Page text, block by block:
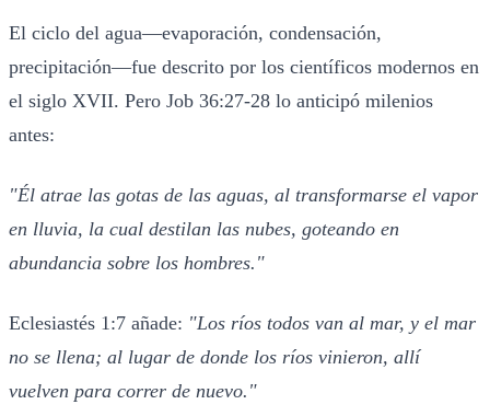
El ciclo del agua—evaporación, condensación,
precipitación—fue descrito por los científicos modernos en
el siglo XVII. Pero Job 36:27-28 lo anticipó milenios
antes:
"Él atrae las gotas de las aguas, al transformarse el vapor
en lluvia, la cual destilan las nubes, goteando en
abundancia sobre los hombres."
Eclesiastés 1:7 añade: "Los ríos todos van al mar, y el mar
no se llena; al lugar de donde los ríos vinieron, allí
vuelven para correr de nuevo."